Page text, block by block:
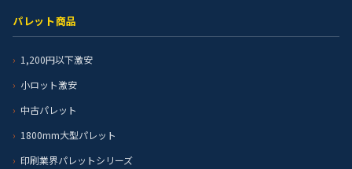
パレット商品
1,200円以下激安
小ロット激安
中古パレット
1800mm大型パレット
印刷業界パレットシリーズ